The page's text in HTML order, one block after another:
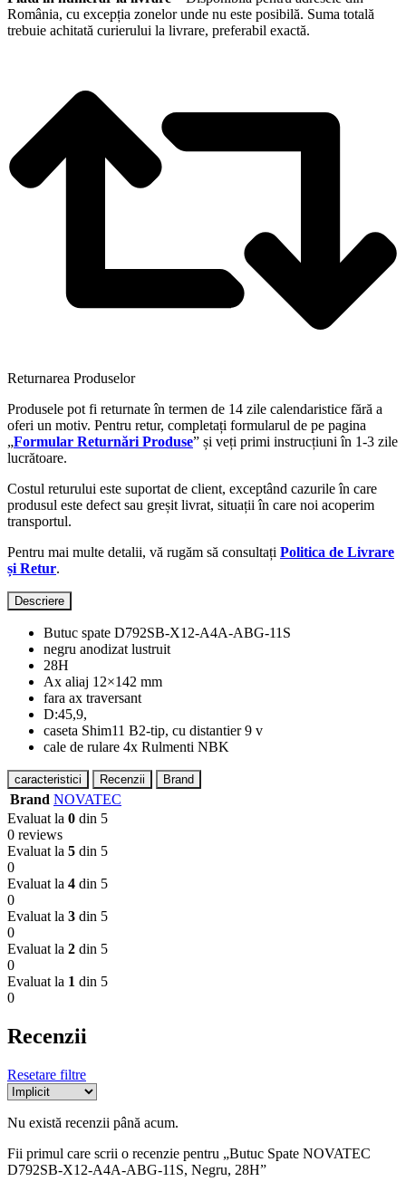
România, cu excepția zonelor unde nu este posibilă. Suma totală
trebuie achitată curierului la livrare, preferabil exactă.
Returnarea Produselor
Produsele pot fi returnate în termen de 14 zile calendaristice fără a
oferi un motiv. Pentru retur, completați formularul de pe pagina
„Formular Returnări Produse” și veți primi instrucțiuni în 1-3 zile
lucrătoare.
Costul returului este suportat de client, exceptând cazurile în care
produsul este defect sau greșit livrat, situații în care noi acoperim
transportul.
Pentru mai multe detalii, vă rugăm să consultați Politica de Livrare
și Retur.
Descriere
Butuc spate D792SB-X12-A4A-ABG-11S
negru anodizat lustruit
28H
Ax aliaj 12×142 mm
fara ax traversant
D:45,9,
caseta Shim11 B2-tip, cu distantier 9 v
cale de rulare 4x Rulmenti NBK
caracteristici Recenzii Brand
Brand NOVATEC
Evaluat la 0 din 5
0 reviews
Evaluat la 5 din 5
0
Evaluat la 4 din 5
0
Evaluat la 3 din 5
0
Evaluat la 2 din 5
0
Evaluat la 1 din 5
0
Recenzii
Resetare filtre
Nu există recenzii până acum.
Fii primul care scrii o recenzie pentru „Butuc Spate NOVATEC
D792SB-X12-A4A-ABG-11S, Negru, 28H”